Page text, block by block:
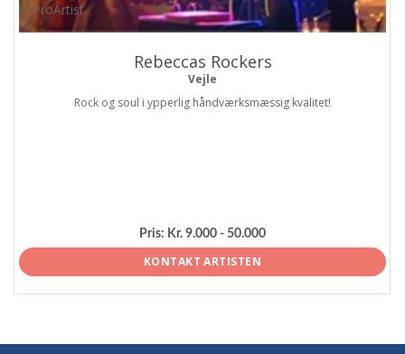
ProArtist
Rebeccas Rockers
Vejle
Rock og soul i ypperlig håndværksmæssig kvalitet!
Pris: Kr. 9.000 - 50.000
KONTAKT ARTISTEN